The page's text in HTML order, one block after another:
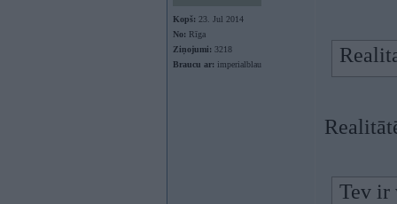
Kopš: 23. Jul 2014
No: Rīga
Ziņojumi: 3218
Braucu ar: imperialblau
Tev ir